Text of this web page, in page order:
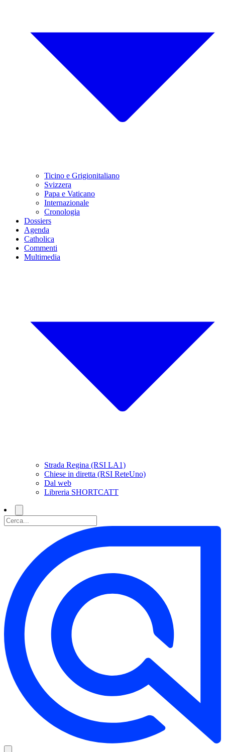
Ticino e Grigionitaliano
Svizzera
Papa e Vaticano
Internazionale
Cronologia
Dossiers
Agenda
Catholica
Commenti
Multimedia
Strada Regina (RSI LA1)
Chiese in diretta (RSI ReteUno)
Dal web
Libreria SHORTCATT